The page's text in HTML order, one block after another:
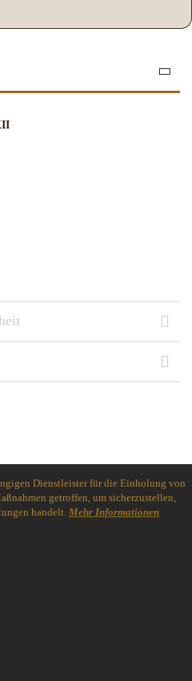
Dienstleister für die Einholung von
getroffen, um sicherzustellen,
handelt.Mehr Informationen